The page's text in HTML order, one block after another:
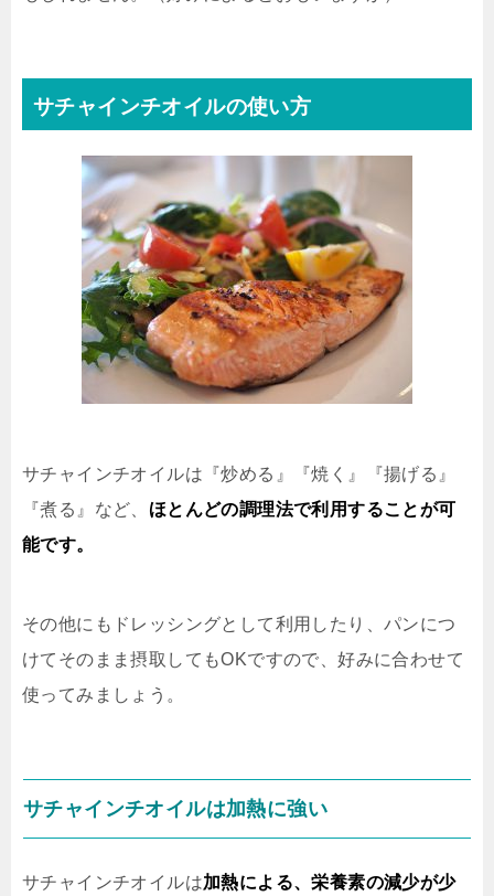
サチャインチオイルの使い方
サチャインチオイルは『炒める』『焼く』『揚げる』
『煮る』など、 ほとんどの調理法で利用することが可
能です。
その他にもドレッシングとして利用したり、パンにつ
けてそのまま摂取してもOKですので、好みに合わせて
使ってみましょう。
サチャインチオイルは加熱に強い
サチャインチオイルは加熱による、栄養素の減少が少